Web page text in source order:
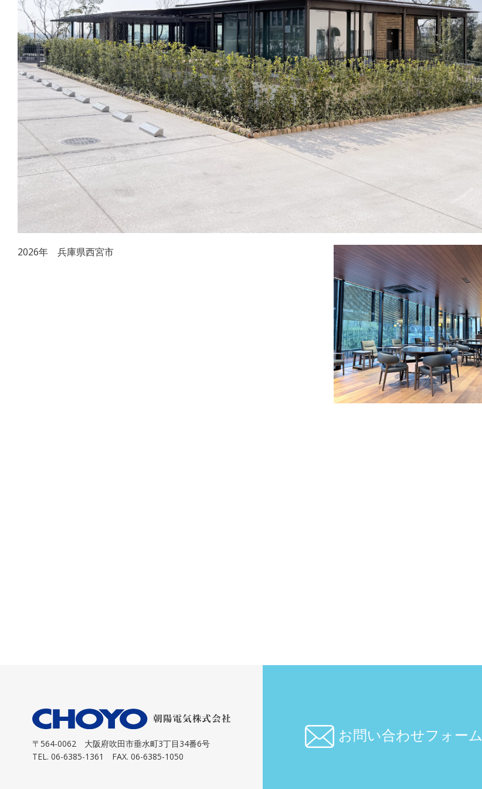
2026年 兵庫県西宮市
〒564-0062 大阪府吹田市垂水町3丁目34番6号
TEL. 06-6385-1361 FAX. 06-6385-1050
お問い合わせフォーム